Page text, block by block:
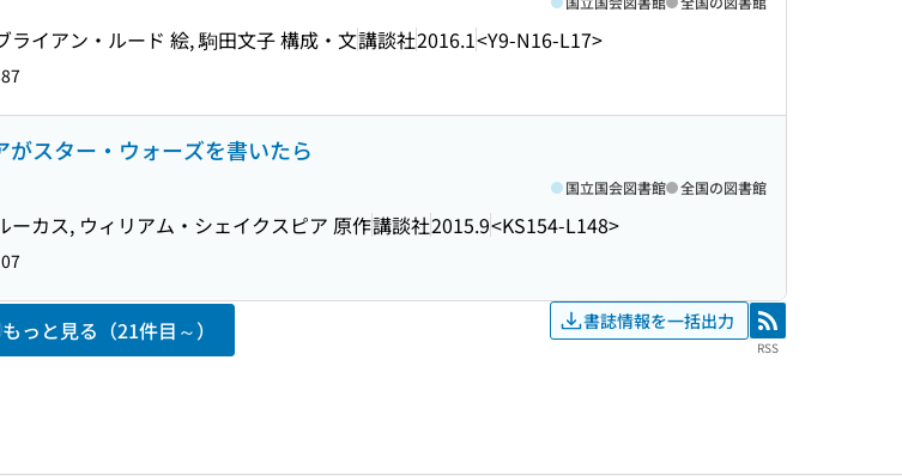
イアン・ルード 絵, 駒田文子 構成・文講談社2016.1<Y9-N16-L17>
スター・ウォーズを書いたら
カス, ウィリアム・シェイクスピア 原作講談社2015.9<KS154-L148>
国立国会図書館 全国の図書館
もっと見る（21件目～） 書誌情報を一括出力 RSS
RSS